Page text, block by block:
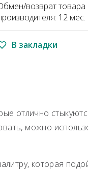
возврат товара
12 мес.
В закладки
отлично
можно
которая